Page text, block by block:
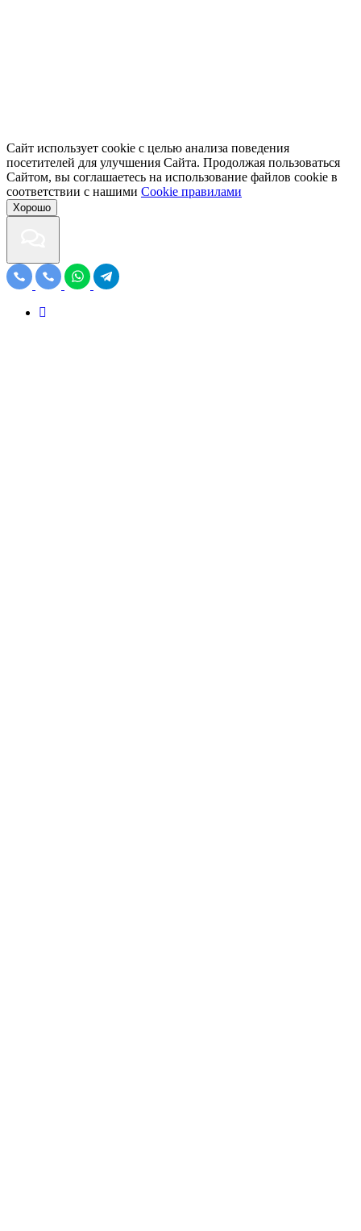
Сайт использует cookie с целью анализа поведения
посетителей для улучшения Сайта. Продолжая пользоваться
Сайтом, вы соглашаетесь на использование файлов cookie в
соответствии с нашими Cookiе правилами
Хорошо